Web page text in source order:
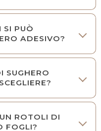
SI PUÒ
ADESIVO?
SUGHERO
ROTOLI DI
FOGLI?